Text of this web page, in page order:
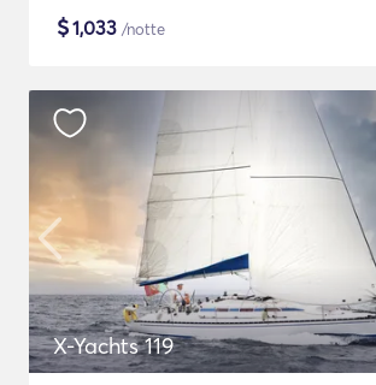
$1,033 /notte
X-Yachts 119